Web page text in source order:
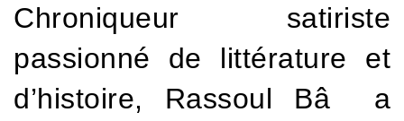
Chroniqueur satiriste
passionné de littérature et
d’histoire, Rassoul Bâ a